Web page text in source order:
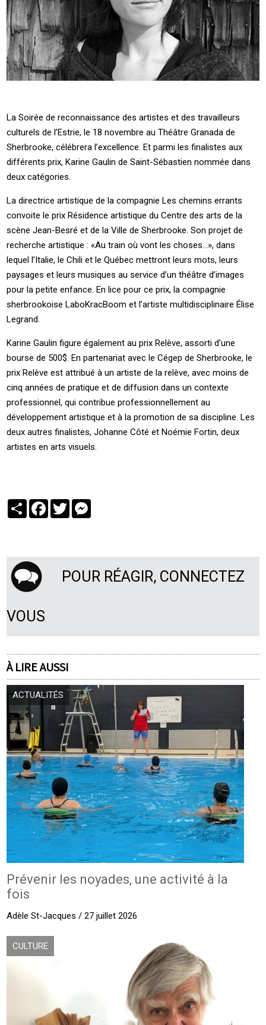
La Soirée de reconnaissance des artistes et des travailleurs
culturels de l’Estrie, le 18 novembre au Théâtre Granada de
Sherbrooke, célébrera l’excellence. Et parmi les finalistes aux
différents prix, Karine Gaulin de Saint-Sébastien nommée dans
deux catégories.
La directrice artistique de la compagnie Les chemins errants
convoite le prix Résidence artistique du Centre des arts de la
scène Jean-Besré et de la Ville de Sherbrooke. Son projet de
recherche artistique : «Au train où vont les choses…», dans
lequel l’Italie, le Chili et le Québec mettront leurs mots, leurs
paysages et leurs musiques au service d’un théâtre d’images
pour la petite enfance. En lice pour ce prix, la compagnie
sherbrookoise LaboKracBoom et l’artiste multidisciplinaire Élise
Legrand.
Karine Gaulin figure également au prix Relève, assorti d’une
bourse de 500$. En partenariat avec le Cégep de Sherbrooke, le
prix Relève est attribué à un artiste de la relève, avec moins de
cinq années de pratique et de diffusion dans un contexte
professionnel, qui contribue professionnellement au
développement artistique et à la promotion de sa discipline. Les
deux autres finalistes, Johanne Côté et Noémie Fortin, deux
artistes en arts visuels.
PartagerFacebook
Twitter
POUR RÉAGIR, CONNECTEZ
VOUS
À LIRE AUSSI
ACTUALITÉS
Prévenir les noyades, une activité à la
fois
Adèle St-Jacques / 27 juillet 2026
CULTURE